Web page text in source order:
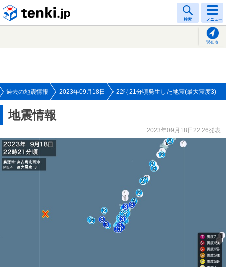
検索 メニュー
現在地
過去の地震情報 2023年09月18日 22時21分頃発生した地震(最大震度3)
地震情報
2023年09月18日22:26発表